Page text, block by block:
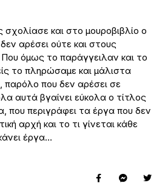
και στο μουροβιβλίο ο
αρέσει ούτε και στους
όμως το παράγγειλαν και το
το πληρώσαμε και μάλιστα
παρόλο που δεν αρέσει σε
αυτά βγαίνει εύκολα ο τίτλος
που περιγράφει τα έργα που δεν
αρχή και το τι γίνεται κάθε
έργα…